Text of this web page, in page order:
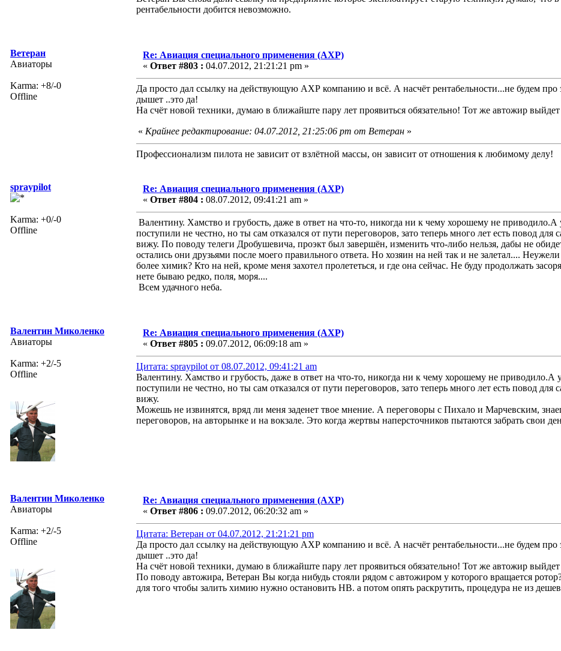
рентабельности добится невозможно.
Ветеран
Авиаторы
Karma: +8/-0
Offline
Re: Авиация специального применения (АХР)
« Ответ #803 : 04.07.2012, 21:21:21 pm »
Да просто дал ссылку на действующую АХР компанию и всё. А насчёт рентабельности...не будем про
дышет ..это да!
На счёт новой техники, думаю в ближайште пару лет проявиться обязательно! Тот же автожир
« Крайнее редактирование: 04.07.2012, 21:25:06 pm от Ветеран »
Профессионализм пилота не зависит от взлётной массы, он зависит от отношения к любимому делу!
spraypilot
Karma: +0/-0
Offline
Re: Авиация специального применения (АХР)
« Ответ #804 : 08.07.2012, 09:41:21 am »
Валентину. Хамство и грубость, даже в ответ на что-то, никогда ни к чему хорошему не приводило.А
поступили не честно, но ты сам отказался от пути переговоров, зато теперь много лет есть повод
вижу. По поводу телеги Дробушевича, проэкт был завершён, изменить что-либо нельзя, дабы не
остались они друзьями после моего правильного ответа. Но хозяин на ней так и не залетал....
более химик? Кто на ней, кроме меня захотел пролететься, и где она сейчас. Не буду продолжать
нете бываю редко, поля, моря....
Всем удачного неба.
Валентин Миколенко
Авиаторы
Karma: +2/-5
Offline
Re: Авиация специального применения (АХР)
« Ответ #805 : 09.07.2012, 06:09:18 am »
Цитата: spraypilot от 08.07.2012, 09:41:21 am
Валентину. Хамство и грубость, даже в ответ на что-то, никогда ни к чему хорошему не приводило.А
поступили не честно, но ты сам отказался от пути переговоров, зато теперь много лет есть повод
вижу.
Можешь не извинятся, вряд ли меня заденет твое мнение. А переговоры с Пихало и Марчевским,
переговоров, на авторынке и на вокзале. Это когда жертвы наперсточников пытаются забрать свои
Валентин Миколенко
Авиаторы
Karma: +2/-5
Offline
Re: Авиация специального применения (АХР)
« Ответ #806 : 09.07.2012, 06:20:32 am »
Цитата: Ветеран от 04.07.2012, 21:21:21 pm
Да просто дал ссылку на действующую АХР компанию и всё. А насчёт рентабельности...не будем про
дышет ..это да!
На счёт новой техники, думаю в ближайште пару лет проявиться обязательно! Тот же автожир
По поводу автожира, Ветеран Вы когда нибудь стояли рядом с автожиром у которого вращается
для того чтобы залить химию нужно остановить НВ. а потом опять раскрутить, процедура не из